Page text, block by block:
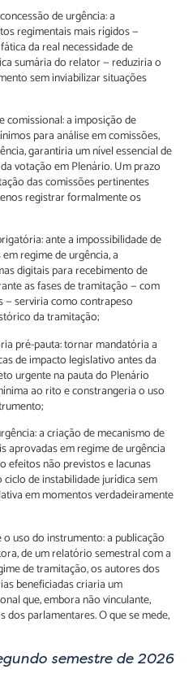
de urgência: a
regimentais mais rígidos —
da real necessidade de
sumária do relator — reduziria o
sem inviabilizar situações
comissional: a imposição de
para análise em comissões,
garantiria um nível essencial de
votação em Plenário. Um prazo
das comissões pertinentes
registrar formalmente os
ante a impossibilidade de
regime de urgência, a
digitais para recebimento de
as fases de tramitação — com
— serviria como contrapeso
da tramitação;
pré-pauta: tornar mandatória a
de impacto legislativo antes da
urgente na pauta do Plenário
ao rito e constrangeria o uso
a criação de mecanismo de
aprovadas em regime de urgência
efeitos não previstos e lacunas
de instabilidade jurídica sem
em momentos verdadeiramente
uso do instrumento: a publicação
de um relatório semestral com a
de tramitação, os autores dos
beneficiadas criaria um
que, embora não vinculante,
dos parlamentares. O que se mede,
semestre de 2026